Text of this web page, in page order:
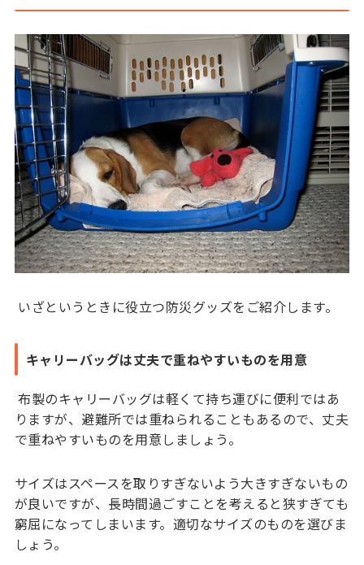
いざというときに役立つ防災グッズをご紹介します。
キャリーバッグは丈夫で重ねやすいものを用意
布製のキャリーバッグは軽くて持ち運びに便利ではあ
りますが、避難所では重ねられることもあるので、丈夫
で重ねやすいものを用意しましょう。
サイズはスペースを取りすぎないよう大きすぎないもの
が良いですが、長時間過ごすことを考えると狭すぎても
窮屈になってしまいます。適切なサイズのものを選びま
しょう。